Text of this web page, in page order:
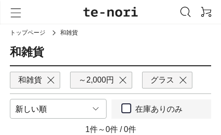
トップページ 和雑貨
和雑貨
和雑貨 ～2,000円 グラス
在庫ありのみ
1件～0件 / 0件